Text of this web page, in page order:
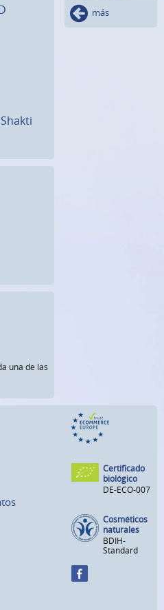
una de las
más
Certificado
biológico
DE-ECO-007
Cosméticos
naturales
BDIH-
Standard